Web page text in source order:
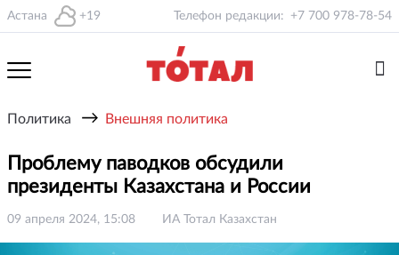
Астана +19 Телефон редакции: +7 700 978-78-54
Политика → Внешняя политика
Проблему паводков обсудили
президенты Казахстана и России
09 апреля 2024, 15:08 ИА Тотал Казахстан